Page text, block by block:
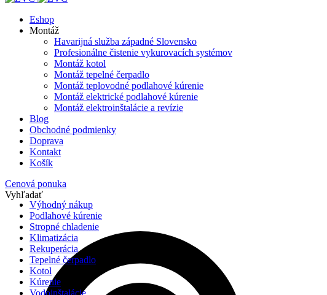
Eshop
Montáž
Havarijná služba západné Slovensko
Profesionálne čistenie vykurovacích systémov
Montáž kotol
Montáž tepelné čerpadlo
Montáž teplovodné podlahové kúrenie
Montáž elektrické podlahové kúrenie
Montáž elektroinštalácie a revízie
Blog
Obchodné podmienky
Doprava
Kontakt
Košík
Cenová ponuka
Vyhľadať
Výhodný nákup
Podlahové kúrenie
Stropné chladenie
Klimatizácia
Rekuperácia
Tepelné čerpadlo
Kotol
Kúrenie
Vodoinštalácie